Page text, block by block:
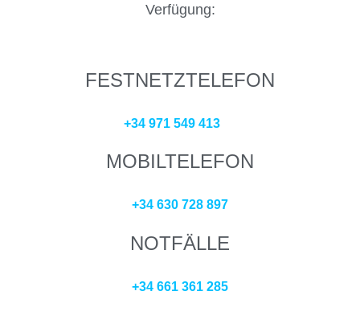
Verfügung:
FESTNETZTELEFON
+34 971 549 413
MOBILTELEFON
+34 630 728 897
NOTFÄLLE
+34 661 361 285
"Einstellen" klicken. Für weitere Informationen
Einstellen Ablehnen Alle akzeptieren